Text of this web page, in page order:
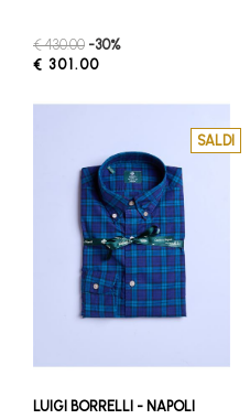
€ 430.00 -30%
€ 301.00
SALDI
LUIGI BORRELLI - NAPOLI